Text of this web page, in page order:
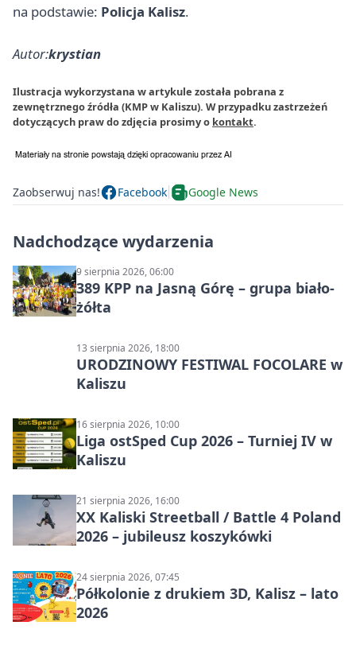
na podstawie: Policja Kalisz.
Autor:krystian
Ilustracja wykorzystana w artykule została pobrana z
zewnętrznego źródła (KMP w Kaliszu). W przypadku zastrzeżeń
dotyczących praw do zdjęcia prosimy o kontakt.
Zaobserwuj nas! Facebook Google News
Nadchodzące wydarzenia
9 sierpnia 2026, 06:00
389 KPP na Jasną Górę – grupa biało-
żółta
13 sierpnia 2026, 18:00
URODZINOWY FESTIWAL FOCOLARE w
Kaliszu
16 sierpnia 2026, 10:00
Liga ostSped Cup 2026 – Turniej IV w
Kaliszu
21 sierpnia 2026, 16:00
XX Kaliski Streetball / Battle 4 Poland
2026 – jubileusz koszykówki
24 sierpnia 2026, 07:45
Półkolonie z drukiem 3D, Kalisz – lato
2026